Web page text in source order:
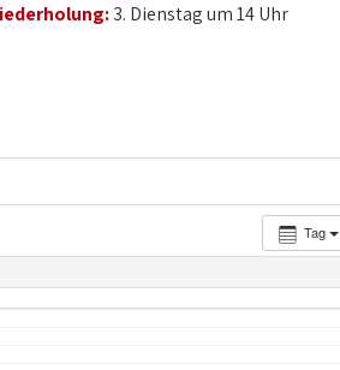
3. Dienstag um 14 Uhr
Tag